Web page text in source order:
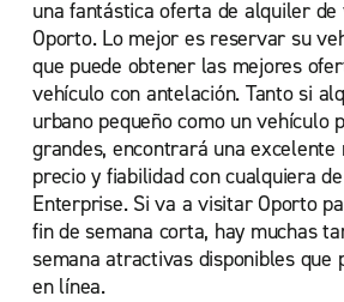
una fantástica oferta de alquiler de
Oporto. Lo mejor es reservar su
que puede obtener las mejores
vehículo con antelación. Tanto si
urbano pequeño como un vehículo
grandes, encontrará una
precio y fiabilidad con cualquiera
Enterprise. Si va a visitar Oporto
fin de semana corta, hay muchas
semana atractivas disponibles que
en línea.